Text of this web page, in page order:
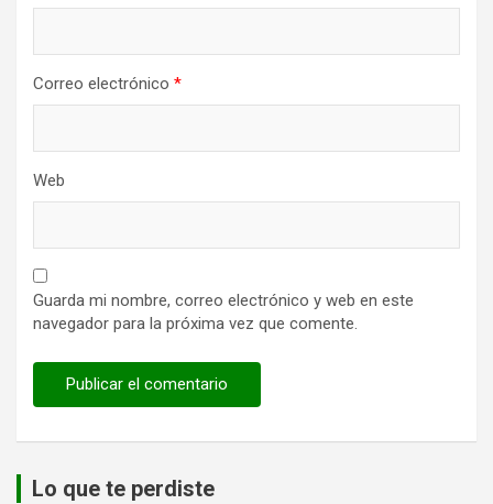
Correo electrónico *
Web
Guarda mi nombre, correo electrónico y web en este
navegador para la próxima vez que comente.
Lo que te perdiste